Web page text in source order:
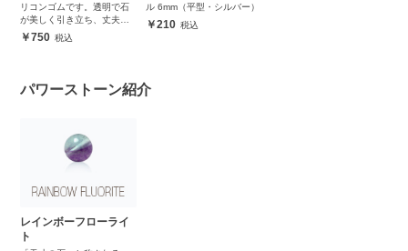
リコンゴムです。透明で石
が美しく引き立ち、丈夫で
安心750
ル 6mm（平型・シルバー）
210
パワーストーン紹介
レインボーフローライ
ト